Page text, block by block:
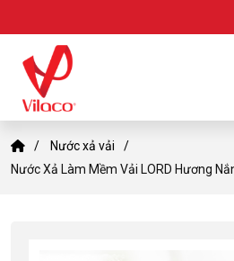
Nước xả vải
Nước Xả Làm Mềm Vải LORD Hương